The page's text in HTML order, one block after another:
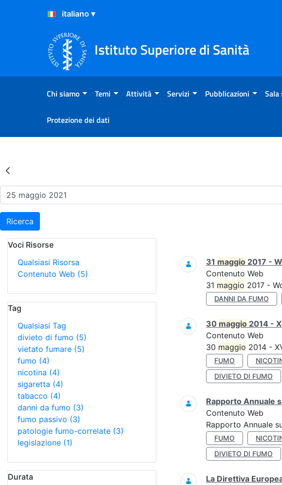
Salta al Contenuto
Salta al Footer
Istituto Superiore di Sanità
Chi siamo Temi Attività Servizi Pubblicazioni
Protezione dei dati
Risultati della Ricerca - Eventi
Ricerca
Voci Risorse
Qualsiasi Risorsa
Contenuto Web (5)
Tag
Qualsiasi Tag
divieto di fumo (5)
vietato fumare (5)
fumo (4)
nicotina (4)
sigaretta (4)
tabacco (4)
danni da fumo (3)
fumo passivo (3)
patologie fumo-correlate (3)
legislazione (1)
Durata
Ricerca
31 maggio 2017 -
Contenuto Web
31 maggio 2017 -
DANNI DA FUMO
30 maggio 2014 -
Contenuto Web
30 maggio 2014 -
FUMO
DIVIETO DI FUMO
Rapporto Annuale
Contenuto Web
Rapporto Annuale
FUMO
DIVIETO DI FUMO
La Direttiva